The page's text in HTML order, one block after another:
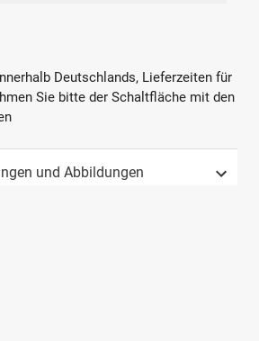
Pinot Meunier
AOP
Deutschlands, Lieferzeiten für
Sie bitte der Schaltfläche mit den
und Abbildungen